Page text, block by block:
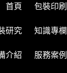
首頁 包裝印刷
研究 知識專欄
介紹 服務案例